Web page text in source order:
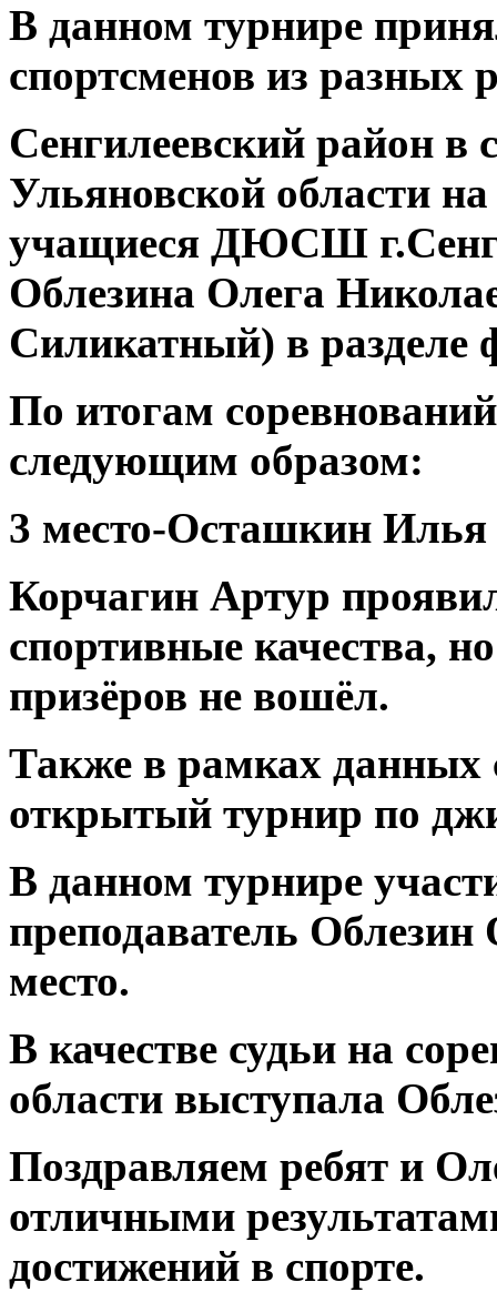
⁣В данном турнире
спортсменов из разных
⁣Сенгилеевский район в
Ульяновской области
учащиеся ДЮСШ
Облезина Олега
Силикатный) в разделе
⁣По итогам
следующим образом:
⁣3 место-Осташкин
⁣Корчагин Артур
спортивные качества,
призёров не вошёл.
⁣Также в рамках данных
открытый турнир по
⁣В данном турнире
преподаватель
место.
⁣В качестве судьи на
области выступала
⁣Поздравляем ребят и
отличными
достижений в спорте.